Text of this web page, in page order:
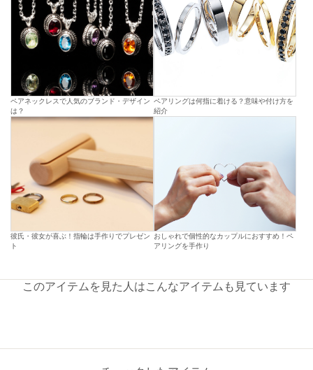
ペアネックレスで人気のブランド・デザイン
は？
ペアリングは何指に着ける？意味や付け方を
紹介
彼氏・彼女が喜ぶ！指輪は手作りでプレゼン
ト
おしゃれで個性的なカップルにおすすめ！ペ
アリングを手作り
このアイテムを見た人はこんなアイテムも見ています